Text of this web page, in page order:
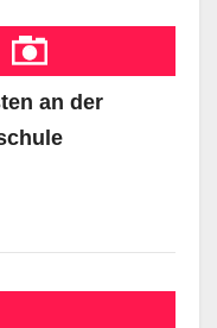
an der